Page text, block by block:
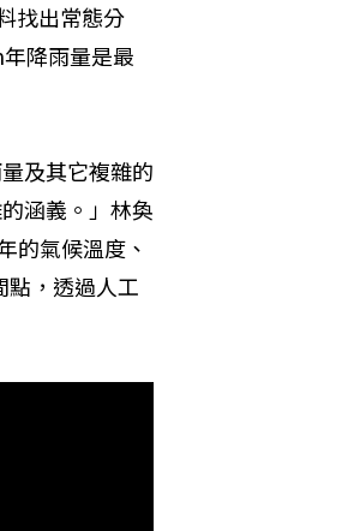
找出常態分
降雨量是最
及其它複雜的
涵義。」林奐
的氣候溫度、
點，透過人工